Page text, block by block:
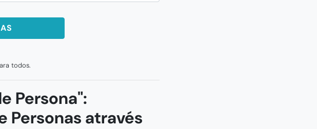
PERSONAS
todos.
Persona":
Personas através